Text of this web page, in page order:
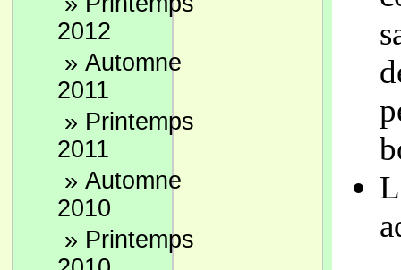
2012
» Automne
2011
» Printemps
2011
» Automne
2010
» Printemps